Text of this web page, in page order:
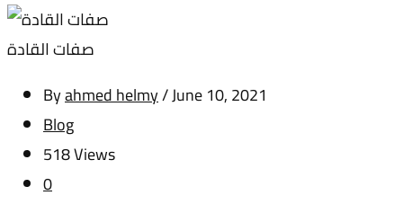
صفات القادة
Byahmed helmy/June 10, 2021
Blog
518 Views
0